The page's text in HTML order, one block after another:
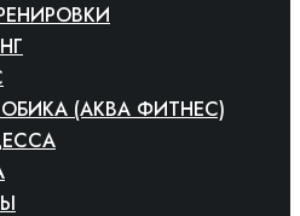
(АКВА ФИТНЕС)